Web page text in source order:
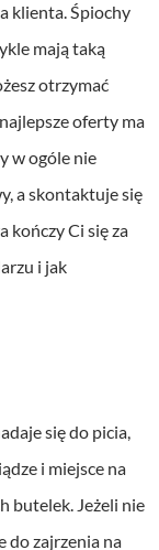
klienta.Śpiochy
mają taką
otrzymać
oferty ma
w ogóle nie
a skontaktuje się
kończy Ci się za
i jak
się do picia,
i miejsce na
butelek. Jeżeli nie
do zajrzenia na